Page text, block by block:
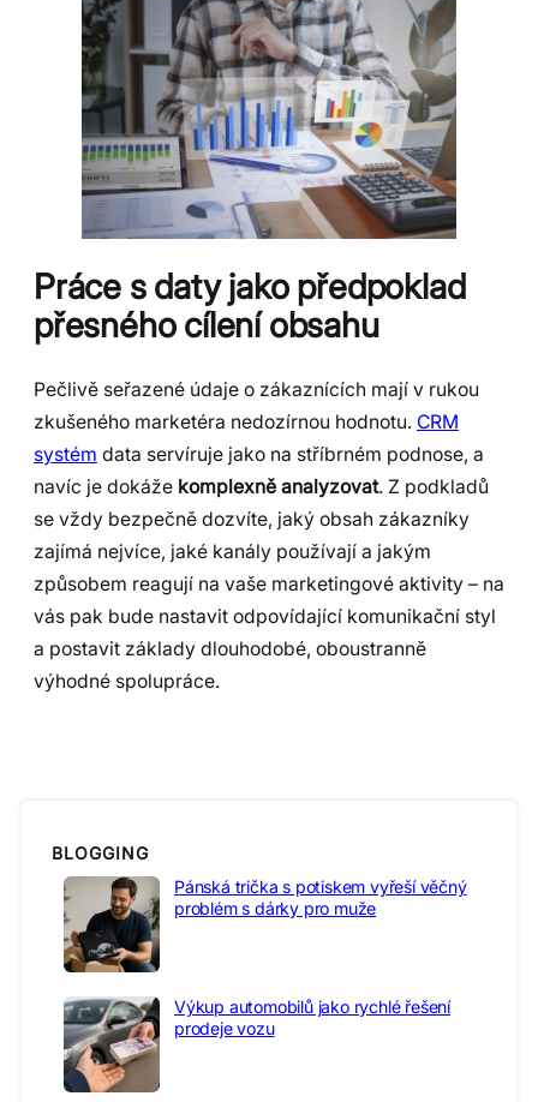
Práce s daty jako předpoklad
přesného cílení obsahu
Pečlivě seřazené údaje o zákaznících mají v rukou
zkušeného marketéra nedozírnou hodnotu. CRM
systém data servíruje jako na stříbrném podnose, a
navíc je dokáže komplexně analyzovat. Z podkladů
se vždy bezpečně dozvíte, jaký obsah zákazníky
zajímá nejvíce, jaké kanály používají a jakým
způsobem reagují na vaše marketingové aktivity – na
vás pak bude nastavit odpovídající komunikační styl
a postavit základy dlouhodobé, oboustranně
výhodné spolupráce.
BLOGGING
Pánská trička s potiskem vyřeší věčný
problém s dárky pro muže
Výkup automobilů jako rychlé řešení
prodeje vozu